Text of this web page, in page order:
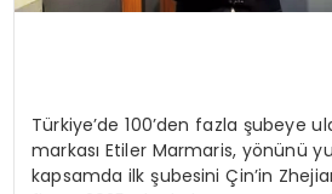
Türkiye’de 100’den fazla şubeye
markası Etiler Marmaris, yönünü
kapsamda ilk şubesini Çin’in